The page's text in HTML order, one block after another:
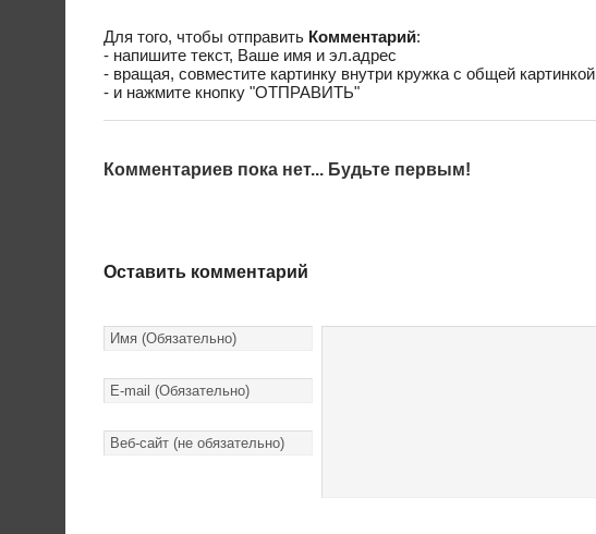
Для того, чтобы отправить Комментарий:
- напишите текст, Ваше имя и эл.адрес
- вращая, совместите картинку внутри кружка с общей картинкой
- и нажмите кнопку "ОТПРАВИТЬ"
Комментариев пока нет... Будьте первым!
Оставить комментарий